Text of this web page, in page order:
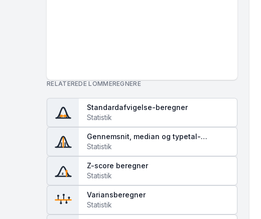
RELATEREDE LOMMEREGNERE
Standardafvigelse-beregner
Statistik
Gennemsnit, median og typetal-
beregner
Statistik
z
Z-score beregner
Statistik
Variansberegner
Statistik